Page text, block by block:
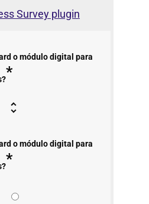
Survey plugin
o módulo digital para
*
o módulo digital para
*